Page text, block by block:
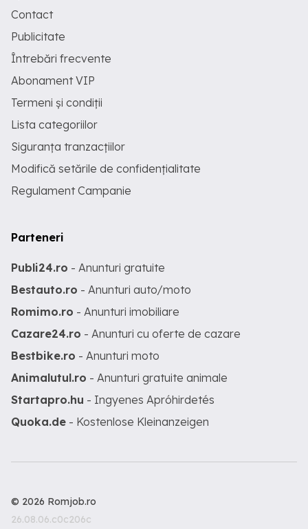
Contact
Publicitate
Întrebări frecvente
Abonament VIP
Termeni și condiții
Lista categoriilor
Siguranța tranzacțiilor
Modifică setările de confidențialitate
Regulament Campanie
Parteneri
Publi24.ro - Anunturi gratuite
Bestauto.ro - Anunturi auto/moto
Romimo.ro - Anunturi imobiliare
Cazare24.ro - Anunturi cu oferte de cazare
Bestbike.ro - Anunturi moto
Animalutul.ro - Anunturi gratuite animale
Startapro.hu - Ingyenes Apróhirdetés
Quoka.de - Kostenlose Kleinanzeigen
© 2026 Romjob.ro
26.08.06.c0c206c